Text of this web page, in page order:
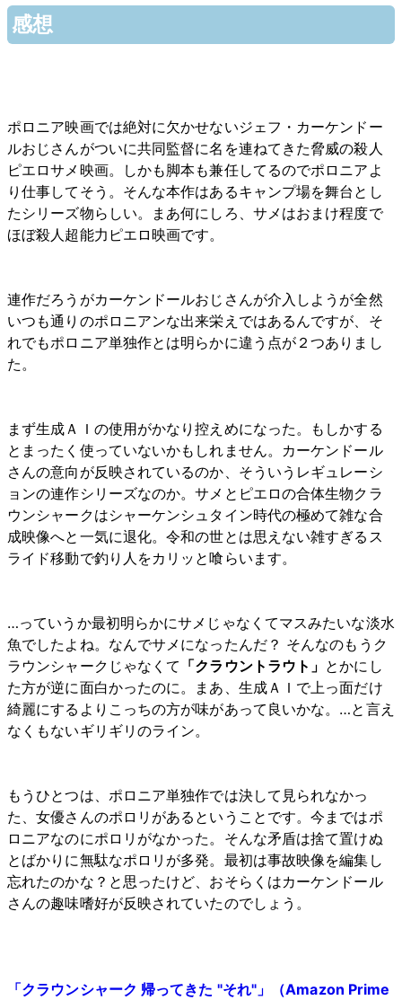
感想
ポロニア映画では絶対に欠かせないジェフ・カーケンドー
ルおじさんがついに共同監督に名を連ねてきた脅威の殺人
ピエロサメ映画。しかも脚本も兼任してるのでポロニアよ
り仕事してそう。そんな本作はあるキャンプ場を舞台とし
たシリーズ物らしい。まあ何にしろ、サメはおまけ程度で
ほぼ殺人超能力ピエロ映画です。
連作だろうがカーケンドールおじさんが介入しようが全然
いつも通りのポロニアンな出来栄えではあるんですが、そ
れでもポロニア単独作とは明らかに違う点が２つありまし
た。
まず生成ＡＩの使用がかなり控えめになった。もしかする
とまったく使っていないかもしれません。カーケンドール
さんの意向が反映されているのか、そういうレギュレーシ
ョンの連作シリーズなのか。サメとピエロの合体生物クラ
ウンシャークはシャーケンシュタイン時代の極めて雑な合
成映像へと一気に退化。令和の世とは思えない雑すぎるス
ライド移動で釣り人をカリッと喰らいます。
…っていうか最初明らかにサメじゃなくてマスみたいな淡水
魚でしたよね。なんでサメになったんだ？ そんなのもうク
ラウンシャークじゃなくて 「クラウントラウト」 とかにし
た方が逆に面白かったのに。まあ、生成ＡＩで上っ面だけ
綺麗にするよりこっちの方が味があって良いかな。…と言え
なくもないギリギリのライン。
もうひとつは、ポロニア単独作では決して見られなかっ
た、女優さんのポロリがあるということです。今まではポ
ロニアなのにポロリがなかった。そんな矛盾は捨て置けぬ
とばかりに無駄なポロリが多発。最初は事故映像を編集し
忘れたのかな？と思ったけど、おそらくはカーケンドール
さんの趣味嗜好が反映されていたのでしょう。
「クラウンシャーク 帰ってきた "それ"」（Amazon Prime